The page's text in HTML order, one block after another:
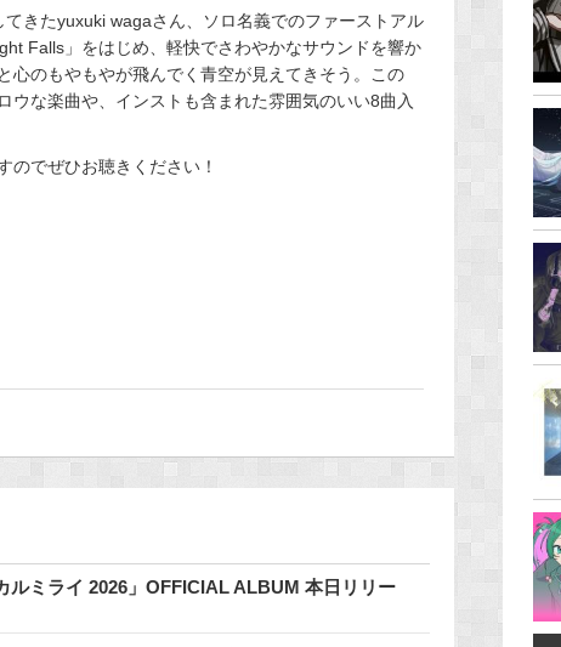
きたyuxuki wagaさん、ソロ名義でのファーストアル
Falls」をはじめ、軽快でさわやかなサウンドを響か
心のもやもやが飛んでく青空が見えてきそう。この
ウな楽曲や、インストも含まれた雰囲気のいい8曲入
のでぜひお聴きください！
ルミライ 2026」OFFICIAL ALBUM 本日リリー